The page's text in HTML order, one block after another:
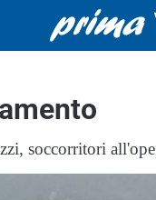
soccorritori